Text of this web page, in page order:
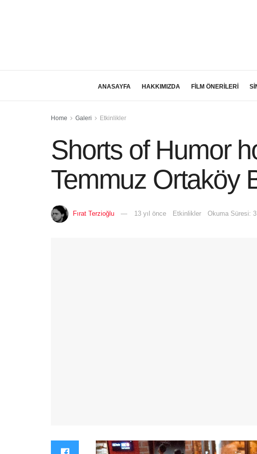
ANASAYFA HAKKIMIZDA FİLM ÖNERİLERİ
Home Galeri Etkinlikler
Shorts of Humor
Temmuz Ortaköy
Fırat Terzioğlu 13 yıl önce Etkinlikler Okuma Süresi: